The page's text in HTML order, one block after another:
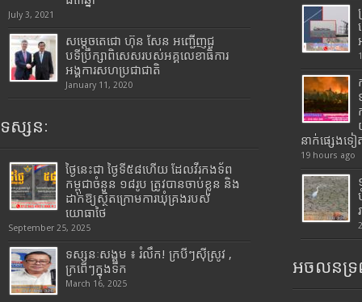
July 3, 2021
សម្តេចតេជោ ហ៊ុន សែន អញ្ជើញជួ
បទីប្រឹក្សាពិសេសរបស់អគ្គលេខាធិការ
អង្គការសហប្រជាជាតិ
January 11, 2020
ទស្សនៈ
ថ្ងៃនេះជា ថ្ងៃទី៥៨ហើយ ដែលវីរកងទ័ព
កម្ពុជាចំនួន ១៨រូប ត្រូវបានចាប់ខ្លួន និង
ដាក់ឱ្យស្ថិតក្រោមការឃុំគ្រងរបស់
យោធាថៃ
September 25, 2025
ទស្សនៈសង្គម ៖ រំលឹក! ក្របីៗស៊ីស្រូវ ,
ក្រពើៗក្នុងទឹក
March 16, 2025
នាក់ផ្សេងទ
19 hours ago
អចលនទ្រ